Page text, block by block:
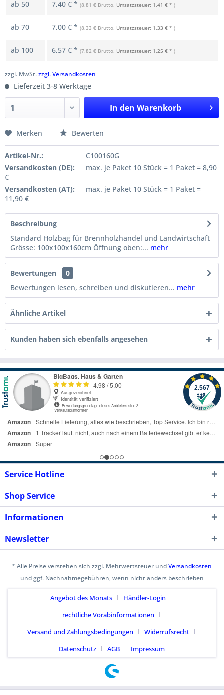
ab 50 7,40 € * (8,81 € Brutto, Umsatzsteuer: 1,41 € * )
ab 70 7,00 € * (8,33 € Brutto, Umsatzsteuer: 1,33 € * )
ab 100 6,57 € * (7,82 € Brutto, Umsatzsteuer: 1,25 € * )
zzgl. MwSt.zzgl. Versandkosten
Lieferzeit 3-8 Werktage
In den Warenkorb
Merken Bewerten
Artikel-Nr.:
C100160G
Versandkosten (DE):
max. je Paket 10 Stück = 1 Paket = 8,90
€
Versandkosten (AT):
max. je Paket 10 Stück = 1 Paket =
11,90 €
Beschreibung
Standard Holzbag für Brennholzhandel und Landwirtschaft
Grösse: 100x100x160cm Öffnung oben:... mehr
Bewertungen
0
Bewertungen lesen, schreiben und diskutieren... mehr
Ähnliche Artikel
Kunden haben sich ebenfalls angesehen
Service Hotline
Shop Service
Informationen
Newsletter
* Alle Preise verstehen sich zzgl. Mehrwertsteuer undVersandkosten
und ggf. Nachnahmegebühren, wenn nicht anders beschrieben
Angebot des Monats
Händler-Login
rechtliche Vorabinformationen
Versand und Zahlungsbedingungen
Widerrufsrecht
Datenschutz
AGB Impressum